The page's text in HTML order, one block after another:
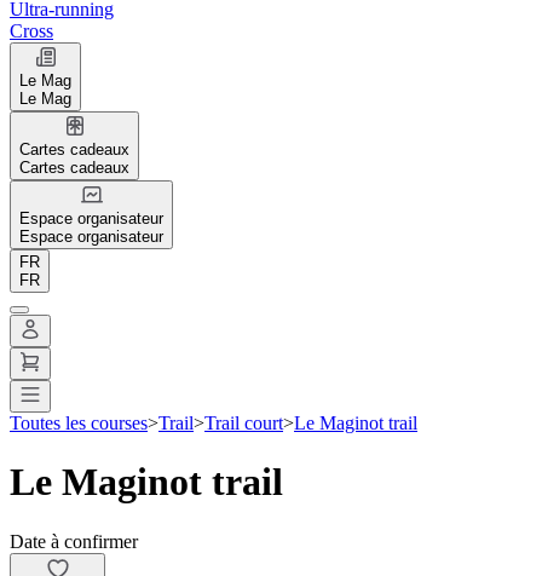
Ultra-running
Cross
Le Mag
Le Mag
Cartes cadeaux
Cartes cadeaux
Espace organisateur
Espace organisateur
FR
FR
Toutes les courses>Trail>Trail court>Le Maginot trail
Le Maginot trail
Date à confirmer